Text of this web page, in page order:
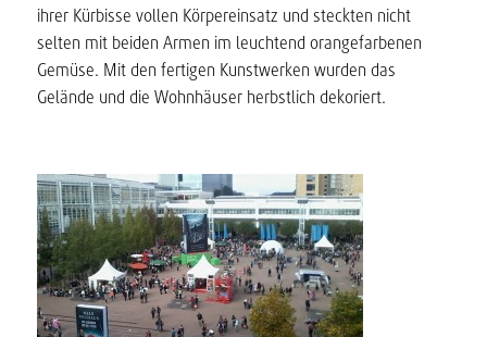
ihrer Kürbisse vollen Körpereinsatz und steckten nicht
selten mit beiden Armen im leuchtend orangefarbenen
Gemüse. Mit den fertigen Kunstwerken wurden das
Gelände und die Wohnhäuser herbstlich dekoriert.